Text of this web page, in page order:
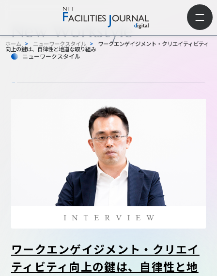
ホーム > ニューワークスタイル > ワークエンゲイジメント・クリエイティビティ
向上の鍵は、自律性と地道な取り組み
New Workstyle
ニューワークスタイル
ワークエンゲイジメント・クリエイ
ティビティ向上の鍵は、自律性と地